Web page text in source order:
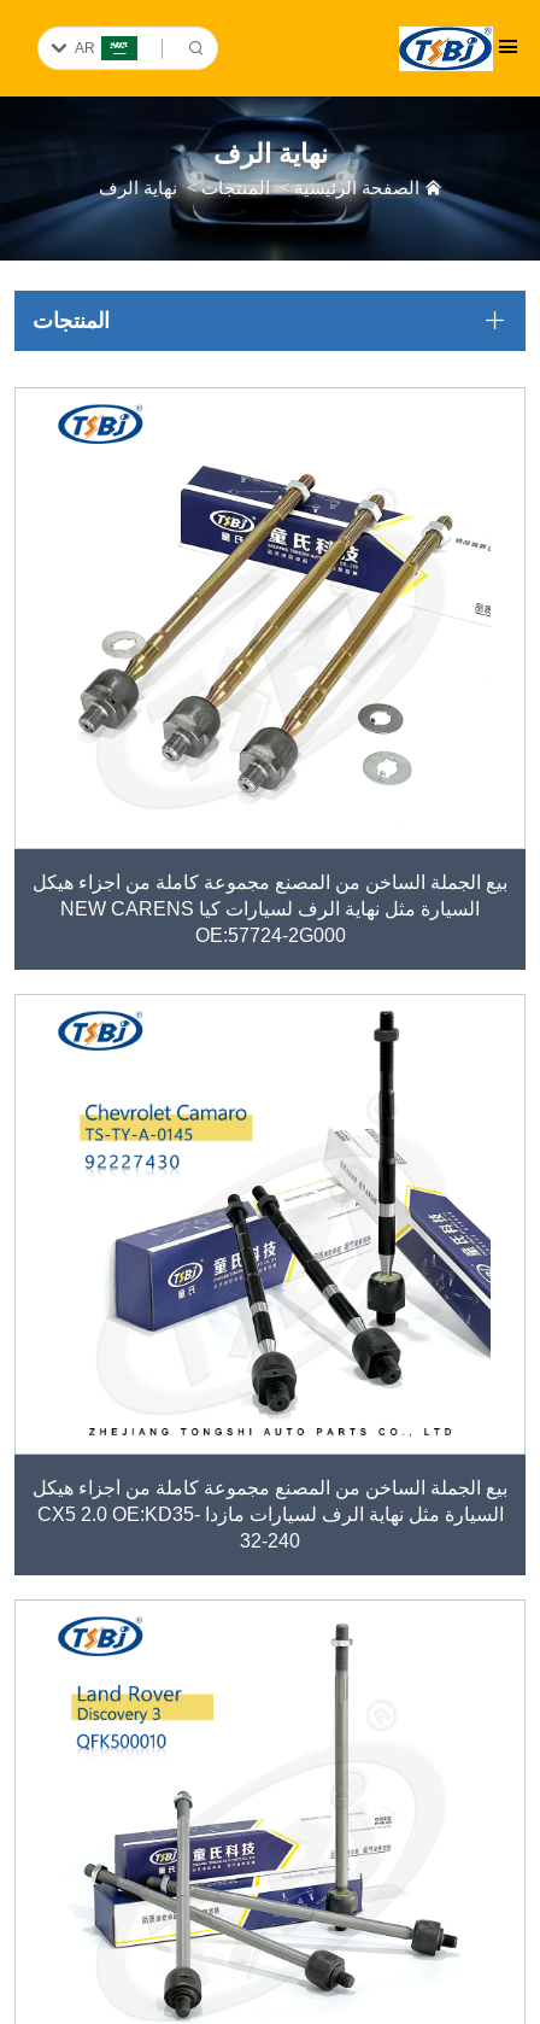
AR
نهاية الرف
الصفحة الرئيسية>المنتجات>نهاية الرف
المنتجات
بيع الجملة الساخن من المصنع مجموعة كاملة من أجزاء هيكل
السيارة مثل نهاية الرف لسيارات كيا NEW CARENS
OE:57724-2G000
بيع الجملة الساخن من المصنع مجموعة كاملة من أجزاء هيكل
السيارة مثل نهاية الرف لسيارات مازدا CX5 2.0 OE:KD35-
32-240